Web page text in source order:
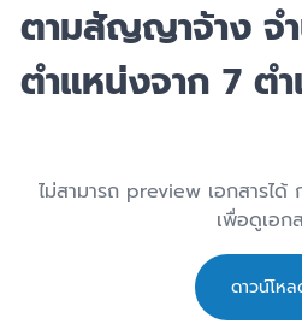
ตามสัญญาจ้าง จ
ตำแหน่งจาก 7 ต
ไม่สามารถ preview เอกสารไ
เพื่อดูเอก
ดาวน์โห